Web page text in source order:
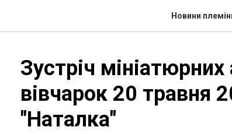
Новини
Зустріч
вівчарок 20 травня
"Наталка"